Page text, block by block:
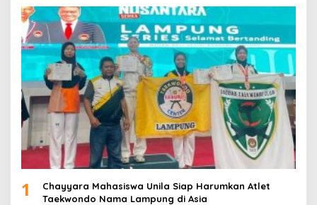
1
Chayyara Mahasiswa Unila Siap Harumkan Atlet
Taekwondo Nama Lampung di Asia